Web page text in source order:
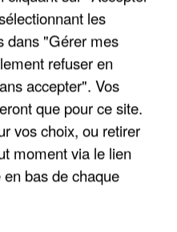
les
dans "Gérer mes
refuser en
accepter". Vos
que pour ce site.
vos choix, ou retirer
moment via le lien
bas de chaque